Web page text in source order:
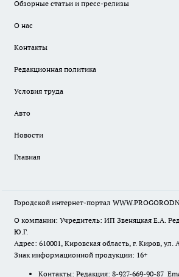
Обзорные статьи и пресс-релизы
О нас
Контакты
Редакционная политика
Условия труда
Авто
Новости
Главная
Городской интернет-портал
О компании: Учредитель: ИП Звеняцкая Е.А.
Ю.Г.
Адрес: 610001, Кировская область, г. Киров, ул.
Знак информационной продукции: 16+
Контакты: Редакция: 8-927-669-90-87